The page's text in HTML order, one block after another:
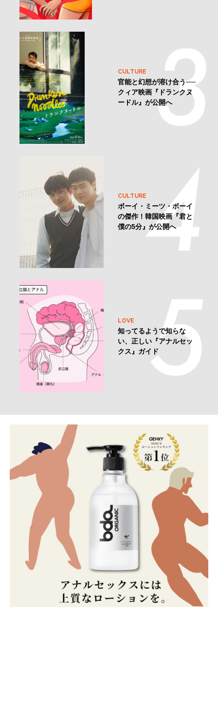
CULTURE
官能と幻想が溶け合う──
クィア映画『ドランクヌ
ードル』が公開へ
CULTURE
ボーイ・ミーツ・ボーイ
の傑作！韓国映画『君と
僕の5分』が公開へ
LOVE
知ってるようで知らな
い、正しい『アナルセッ
クス』ガイド